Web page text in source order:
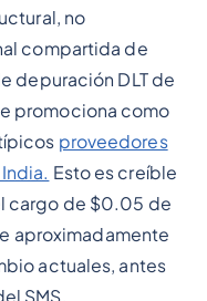
no
compartida de
depuración DLT de
promociona como
proveedores
Esto es creíble
cargo de $0.05 de
aproximadamente
actuales, antes
SMS.